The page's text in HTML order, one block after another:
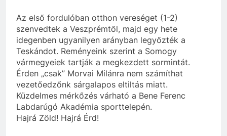
Az első fordulóban otthon vereséget (1-2)
szenvedtek a Veszprémtől, majd egy hete
idegenben ugyanilyen arányban legyőzték a
Teskándot. Reményeink szerint a Somogy
vármegyeiek tartják a megkezdett sormintát.
Érden „csak” Morvai Milánra nem számíthat
vezetőedzőnk sárgalapos eltiltás miatt.
Küzdelmes mérkőzés várható a Bene Ferenc
Labdarúgó Akadémia sporttelepén.
Hajrá Zöld! Hajrá Érd!